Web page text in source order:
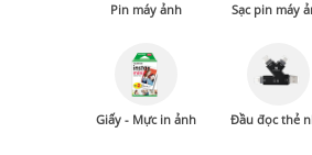
Pin máy ảnh Sạc pin máy
Giấy - Mực in ảnh Đầu đọc thẻ